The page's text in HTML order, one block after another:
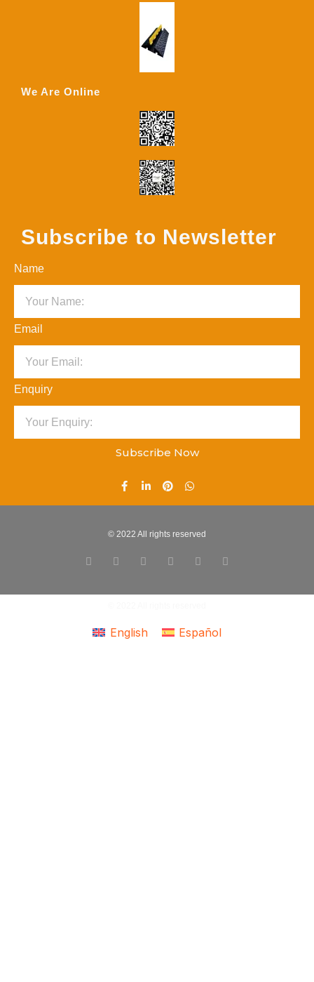
We Are Online
Subscribe to Newsletter
Name
Email
Enquiry
Subscribe Now
© 2022 All rights reserved
English Español